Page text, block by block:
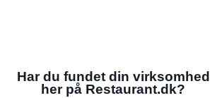
Har du fundet din virksomhed
her på Restaurant.dk?